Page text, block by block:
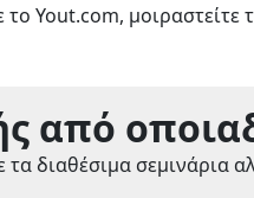
Yout.com, μοιραστείτε
από
τα διαθέσιμα σεμινάρια